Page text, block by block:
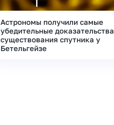
Астрономы получили самые
убедительные доказательства
существования спутника у
Бетельгейзе